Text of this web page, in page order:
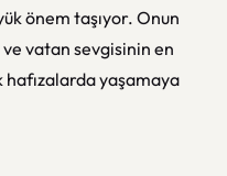
önem taşıyor. Onun
vatan sevgisinin en
yaşamaya